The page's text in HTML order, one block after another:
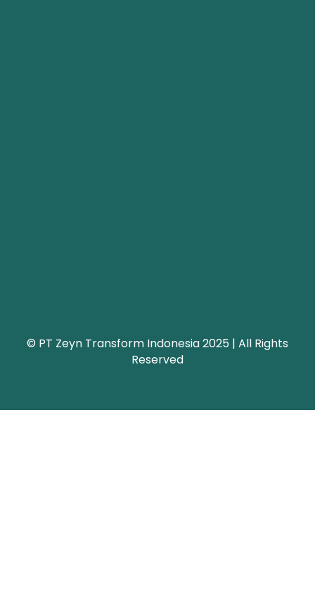
© PT Zeyn Transform Indonesia 2025 | All Rights
Reserved